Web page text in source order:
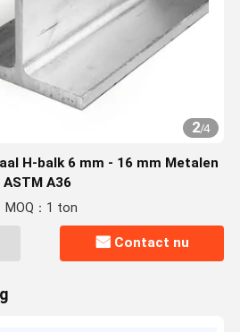
2/4
H-balk 6 mm - 16 mm Metalen
A36
MOQ：1 ton
Contact nu